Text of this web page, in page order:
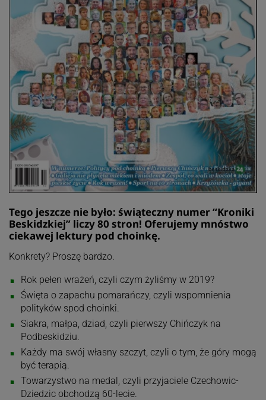
Tego jeszcze nie było: świąteczny numer “Kroniki
Beskidzkiej” liczy 80 stron! Oferujemy mnóstwo
ciekawej lektury pod choinkę.
Konkrety? Proszę bardzo.
Rok pełen wrażeń, czyli czym żyliśmy w 2019?
Święta o zapachu pomarańczy, czyli wspomnienia
polityków spod choinki.
Siakra, małpa, dziad, czyli pierwszy Chińczyk na
Podbeskidziu.
Każdy ma swój własny szczyt, czyli o tym, że góry mogą
być terapią.
Towarzystwo na medal, czyli przyjaciele Czechowic-
Dziedzic obchodzą 60-lecie.